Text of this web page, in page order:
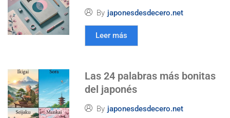
By japonesdesdecero.net
Leer más
Las 24 palabras más bonitas
del japonés
By japonesdesdecero.net